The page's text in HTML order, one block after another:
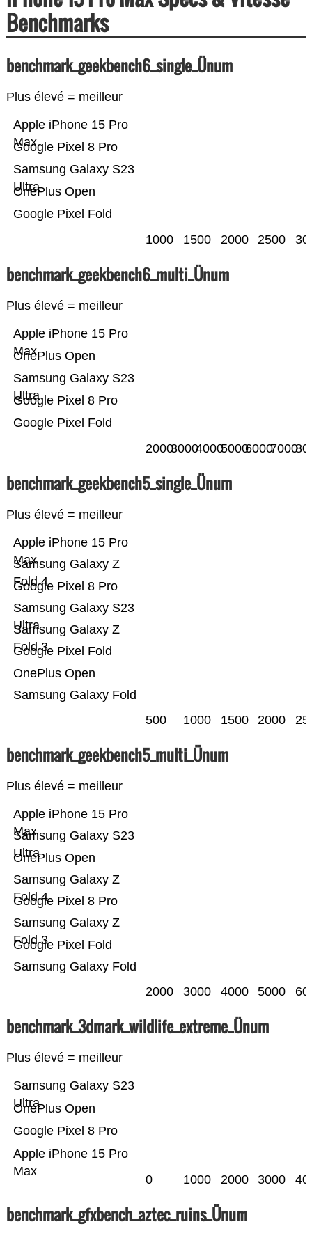
Benchmarks
benchmark_geekbench6_single_Ünum
Plus élevé = meilleur
Google Pixel Fold
OnePlus Open
Samsung Galaxy S23
Ultra
Google Pixel 8 Pro
Apple iPhone 15 Pro
Max
1000 1500 2000 2500
benchmark_geekbench6_multi_Ünum
Plus élevé = meilleur
Google Pixel Fold
Google Pixel 8 Pro
Samsung Galaxy S23
Ultra
OnePlus Open
Apple iPhone 15 Pro
Max
200030004000500060007000
benchmark_geekbench5_single_Ünum
Plus élevé = meilleur
Samsung Galaxy Fold
OnePlus Open
Google Pixel Fold
Samsung Galaxy Z
Fold 3
Samsung Galaxy S23
Ultra
Google Pixel 8 Pro
Samsung Galaxy Z
Fold 4
Apple iPhone 15 Pro
Max
500 1000 1500 2000
benchmark_geekbench5_multi_Ünum
Plus élevé = meilleur
Samsung Galaxy Fold
Google Pixel Fold
Samsung Galaxy Z
Fold 3
Google Pixel 8 Pro
Samsung Galaxy Z
Fold 4
OnePlus Open
Samsung Galaxy S23
Ultra
Apple iPhone 15 Pro
Max
2000 3000 4000 5000
benchmark_3dmark_wildlife_extreme_Ünum
Plus élevé = meilleur
Apple iPhone 15 Pro
Max
Google Pixel 8 Pro
OnePlus Open
Samsung Galaxy S23
Ultra
0 1000 2000 3000
benchmark_gfxbench_aztec_ruins_Ünum